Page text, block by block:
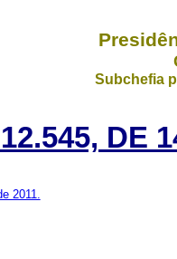
Subchefia
DE
2011.